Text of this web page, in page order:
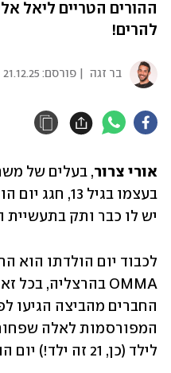
ההורים הטריים ליאל
להרים!
בר זגה | פורסם: 21.12.25 | 06:09
אורי צרור
יש לו כבר ותק בתעשיית
לילד (כן, 21 זה ילד!) יום ההולדת.